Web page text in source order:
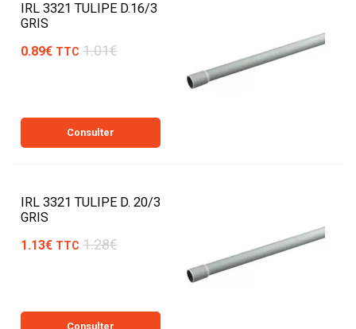
IRL 3321 TULIPE D.16/3
GRIS
0.89€ TTC 1.01€
Consulter
IRL 3321 TULIPE D. 20/3
GRIS
1.13€ TTC 1.28€
Consulter